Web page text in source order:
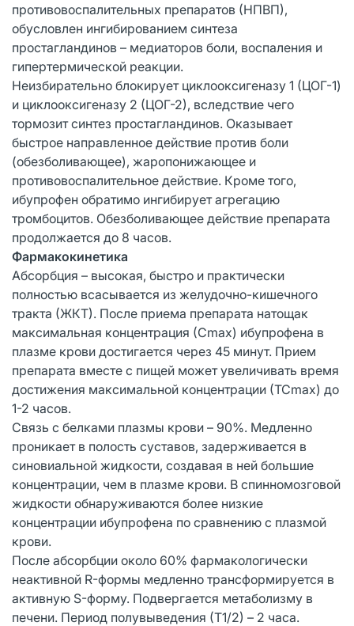
противовоспалительных препаратов (НПВП),
обусловлен ингибированием синтеза
простагландинов – медиаторов боли, воспаления и
гипертермической реакции.
Неизбирательно блокирует циклооксигеназу 1 (ЦОГ-1)
и циклооксигеназу 2 (ЦОГ-2), вследствие чего
тормозит синтез простагландинов. Оказывает
быстрое направленное действие против боли
(обезболивающее), жаропонижающее и
противовоспалительное действие. Кроме того,
ибупрофен обратимо ингибирует агрегацию
тромбоцитов. Обезболивающее действие препарата
продолжается до 8 часов.
Фармакокинетика
Абсорбция – высокая, быстро и практически
полностью всасывается из желудочно-кишечного
тракта (ЖКТ). После приема препарата натощак
максимальная концентрация (Сmax) ибупрофена в
плазме крови достигается через 45 минут. Прием
препарата вместе с пищей может увеличивать время
достижения максимальной концентрации (ТСmax) до
1-2 часов.
Связь с белками плазмы крови – 90%. Медленно
проникает в полость суставов, задерживается в
синовиальной жидкости, создавая в ней большие
концентрации, чем в плазме крови. В спинномозговой
жидкости обнаруживаются более низкие
концентрации ибупрофена по сравнению с плазмой
крови.
После абсорбции около 60% фармакологически
неактивной R-формы медленно трансформируется в
активную S-форму. Подвергается метаболизму в
печени. Период полувыведения (Т1/2) – 2 часа.